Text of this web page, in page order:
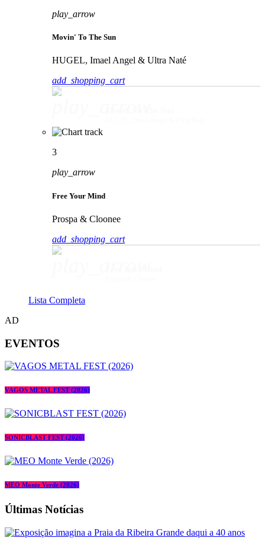
play_arrow
Movin' To The Sun
HUGEL, Imael Angel & Ultra Naté
add_shopping_cart
3
play_arrow
Free Your Mind
Prospa & Cloonee
add_shopping_cart
Lista Completa
AD
EVENTOS
VAGOS METAL FEST (2026)
SONICBLAST FEST (2026)
MEO Monte Verde (2026)
Últimas Notícias